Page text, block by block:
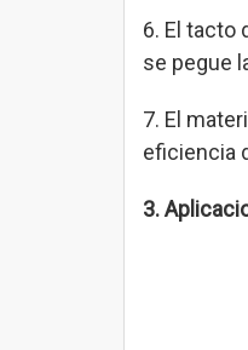
6. El tacto
se pegue
7. El
eficiencia
3.